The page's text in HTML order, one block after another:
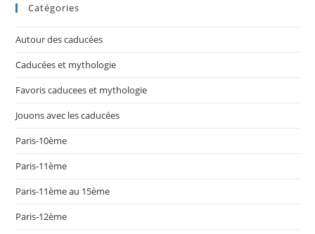
Catégories
Autour des caducées
Caducées et mythologie
Favoris caducees et mythologie
Jouons avec les caducées
Paris-10ème
Paris-11ème
Paris-11ème au 15ème
Paris-12ème